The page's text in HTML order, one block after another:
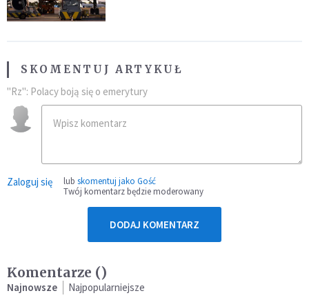
SKOMENTUJ ARTYKUŁ
"Rz": Polacy boją się o emerytury
Zaloguj się lub skomentuj jako Gość
Twój komentarz będzie moderowany
DODAJ KOMENTARZ
Komentarze ()
Najnowsze Najpopularniejsze